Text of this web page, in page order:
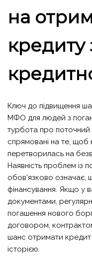
на
Ключ до підвищення
МФО для людей з
турбота про поточний
спрямовані на те,
перетворилась на
Наявність проблем із
обов'язково означає,
фінансування. Якщо у
документами,
погашення нового
договором,
шанс отримати кредит
історією.